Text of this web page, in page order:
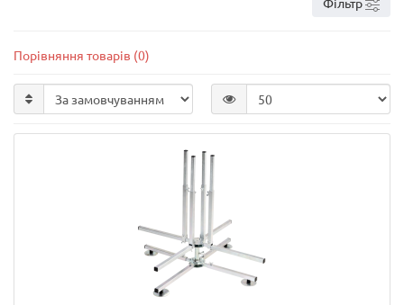
Порівняння товарів (0)